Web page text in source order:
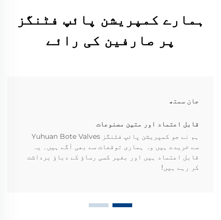
ہمارے کمپریشن پائپ فٹنگز
پر صارفین کی رائے
جان سمتھ
قابل اعتماد اور متین مصنوعات
ہم نے جو کمپریشن پائپ فٹنگز Yuhuan Bote Valves
سے خریدے ہیں وہ ہماری توقعات سے بھی آگے ہیں۔ یہ
قابل اعتماد ہیں اور بغیر کسی رساؤ کے دباؤ برداشت
کر رہے ہیں!